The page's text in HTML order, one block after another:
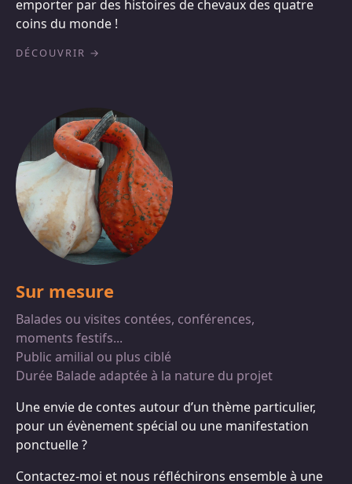
emporter par des histoires de chevaux des quatre
coins du monde !
DÉCOUVRIR
Sur mesure
Balades ou visites contées, conférences,
moments festifs...
Public amilial ou plus ciblé
Durée Balade adaptée à la nature du projet
Une envie de contes autour d’un thème particulier,
pour un évènement spécial ou une manifestation
ponctuelle ?
Contactez-moi et nous réfléchirons ensemble à une